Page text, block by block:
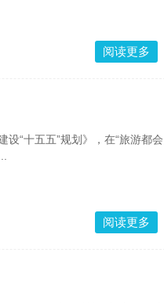
阅读更多
“十五五”规划》，在“旅游都会
阅读更多